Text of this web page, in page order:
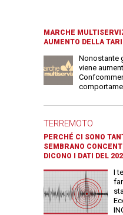
MARCHE
AUMENTO DELLA TARI
Nonostante
viene
TERREMOTO
PERCHÉ CI SONO
SEMBRANO
DICONO I DATI DEL
I